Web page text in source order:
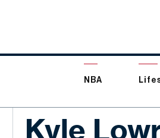
NBA
Kyle